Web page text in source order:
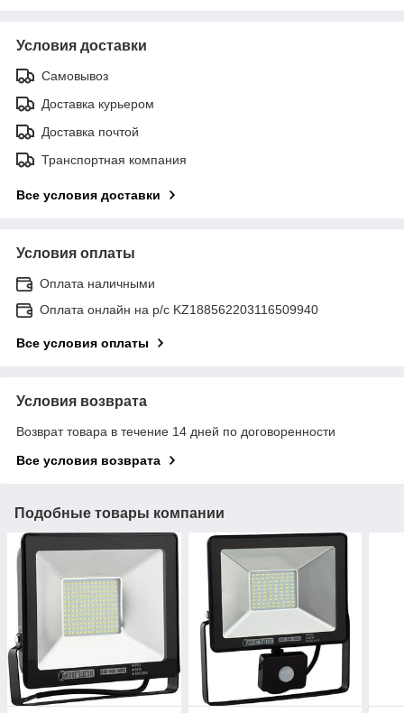
Условия доставки
Самовывоз
Доставка курьером
Доставка почтой
Транспортная компания
Все условия доставки
Условия оплаты
Оплата наличными
Оплата онлайн на р/с KZ188562203116509940
Все условия оплаты
Условия возврата
Возврат товара в течение 14 дней по договоренности
Все условия возврата
Подобные товары компании